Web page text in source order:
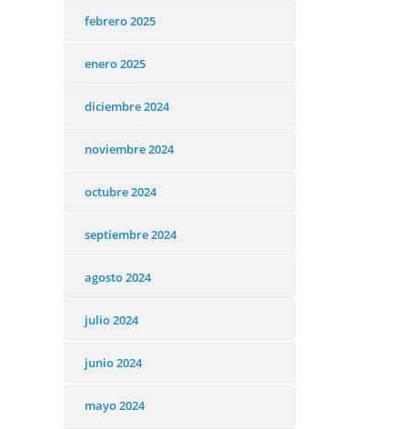
febrero 2025
enero 2025
diciembre 2024
noviembre 2024
octubre 2024
septiembre 2024
agosto 2024
julio 2024
junio 2024
mayo 2024